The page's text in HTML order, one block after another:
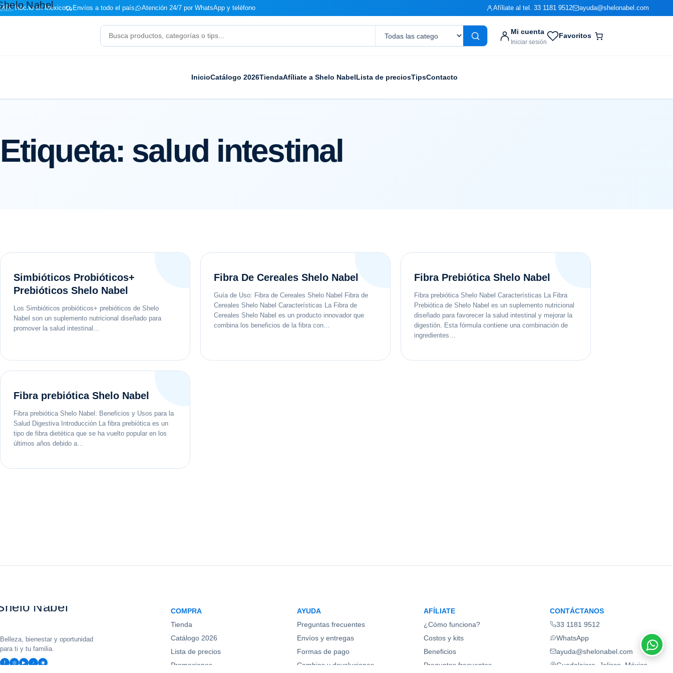
🇲🇽 Hecho en México Envíos a todo el país Atención 24/7 por WhatsApp y teléfono Afíliate al tel. 33 1181 9512 ayuda@shelonabel.com
Buscar
productos
Mi cuenta
Iniciar sesión
Favoritos
Inicio Tienda
Catálogo 2026 Afíliate a Shelo NabelLista de preciosTipsContacto
Etiqueta: salud intestinal
Simbióticos Probióticos+
Prebióticos Shelo Nabel
Los Simbióticos probióticos+ prebióticos de Shelo
Nabel son un suplemento nutricional diseñado para
promover la salud intestinal...
Fibra De Cereales Shelo Nabel
Guía de Uso: Fibra de Cereales Shelo Nabel Fibra de
Cereales Shelo Nabel Características La Fibra de
Cereales Shelo Nabel es un producto innovador que
combina los beneficios de la fibra con…
Fibra Prebiótica Shelo Nabel
Fibra prebiótica Shelo Nabel Características La Fibra
Prebiótica de Shelo Nabel es un suplemento nutricional
diseñado para favorecer la salud intestinal y mejorar la
digestión. Esta fórmula contiene una combinación de
ingredientes…
Fibra prebiótica Shelo Nabel
Fibra prebiótica Shelo Nabel: Beneficios y Usos para la
Salud Digestiva Introducción La fibra prebiótica es un
tipo de fibra dietética que se ha vuelto popular en los
últimos años debido a…
Belleza, bienestar y oportunidad
para ti y tu familia.
f ◎ ▶ ♪ ◉
COMPRA
Tienda
Catálogo 2026
Lista de precios
Promociones
AYUDA
Preguntas frecuentes
Envíos y entregas
Formas de pago
Cambios y devoluciones
AFÍLIATE
¿Cómo funciona?
Costos y kits
Beneficios
Preguntas frecuentes
CONTÁCTANOS
33 1181 9512
WhatsApp
ayuda@shelonabel.com
Guadalajara, Jalisco, México